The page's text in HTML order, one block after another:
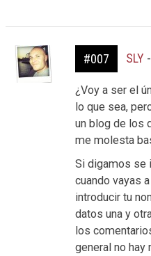
#007 SLY -
¿Voy a ser el
lo que sea,
un blog de los
me molesta
Si digamos se
cuando vayas
introducir tu
datos una y
los
general no hay